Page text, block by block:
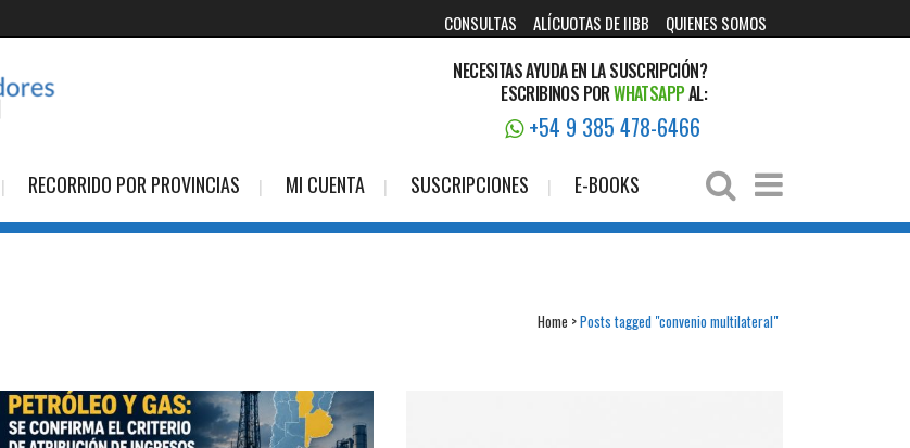
CONSULTAS ALÍCUOTAS DE IIBB QUIENES SOMOS
NECESITAS AYUDA EN LA SUSCRIPCIÓN?
ESCRIBINOS PORWHATSAPPAL:
+54 9 385 478-6466
RECORRIDO POR PROVINCIAS MI CUENTA SUSCRIPCIONES E-BOOKS
Home >Posts tagged "convenio multilateral"